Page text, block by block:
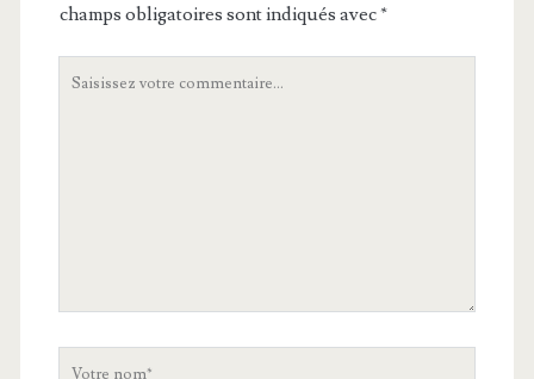
champs obligatoires sont indiqués avec*